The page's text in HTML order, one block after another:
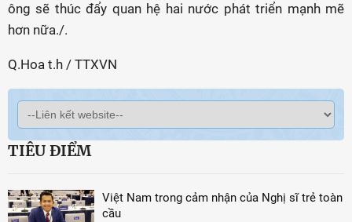
ông sẽ thúc đẩy quan hệ hai nước phát triển mạnh mẽ
hơn nữa./.
Q.Hoa t.h / TTXVN
TIÊU ĐIỂM
Việt Nam trong cảm nhận của Nghị sĩ trẻ toàn
cầu